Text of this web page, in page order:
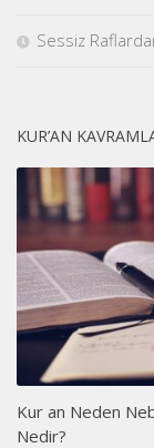
Sessiz
KUR’AN
Kur an Neden
Nedir?